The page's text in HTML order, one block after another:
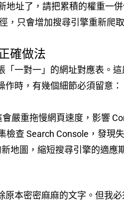
地址了，請把累積的權重一
，只會增加搜尋引擎重新爬
確做法
一對一」的網址對應表。
時，有幾個細節必須留意：
嚴重拖慢網頁速度，影響
檢查 Search Console，發現
地圖，縮短搜尋引擎的適應
本密密麻麻的文字。但我